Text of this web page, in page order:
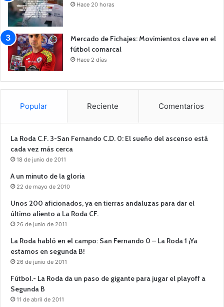
Hace 20 horas
Mercado de Fichajes: Movimientos clave en el
fútbol comarcal
Hace 2 días
Popular Reciente Comentarios
La Roda C.F. 3-San Fernando C.D. 0: El sueño del ascenso está
cada vez más cerca
18 de junio de 2011
A un minuto de la gloria
22 de mayo de 2010
Unos 200 aficionados, ya en tierras andaluzas para dar el
último aliento a La Roda CF.
26 de junio de 2011
La Roda habló en el campo: San Fernando 0 – La Roda 1 ¡Ya
estamos en segunda B!
26 de junio de 2011
Fútbol.- La Roda da un paso de gigante para jugar el playoff a
Segunda B
11 de abril de 2011